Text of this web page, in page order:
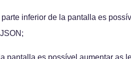
inferior de la pantalla es
pantalla es possível aumentar as